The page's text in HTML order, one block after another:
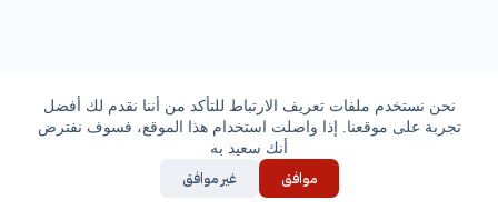
نحن نستخدم ملفات تعريف الارتباط للتأكد من أننا نقدم لك أفضل
تجربة على موقعنا. إذا واصلت استخدام هذا الموقع، فسوف نفترض
أنك سعيد به
موافق غير موافق